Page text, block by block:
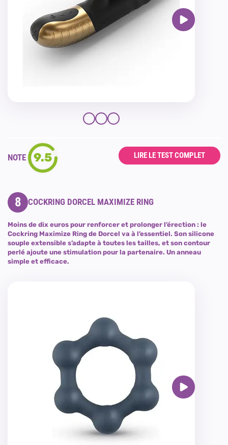
NOTE 9.5 LIRE LE TEST COMPLET
8 COCKRING DORCEL MAXIMIZE RING
Moins de dix euros pour renforcer et prolonger l’érection : le
Cockring Maximize Ring de Dorcel va à l’essentiel. Son silicone
souple extensible s’adapte à toutes les tailles, et son contour
perlé ajoute une stimulation pour la partenaire. Un anneau
simple et efficace.